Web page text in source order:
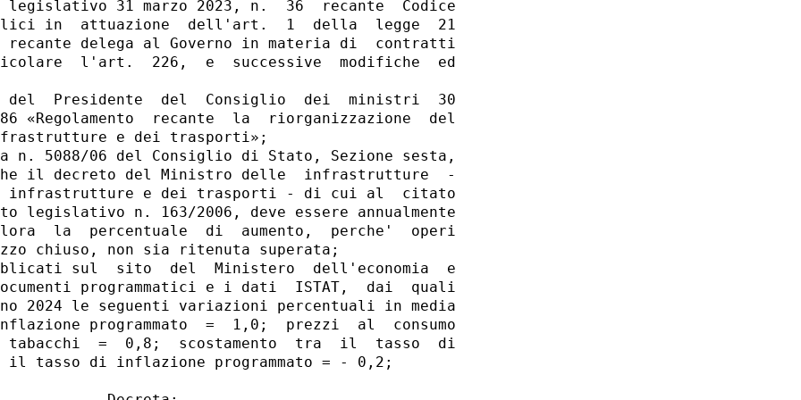
legislativo 31 marzo 2023, n.  36  recante  Codice
in  attuazione  dell'art.  1  della  legge  21
recante delega al Governo in materia di  contratti
l'art.  226,  e  successive  modifiche  ed
del  Presidente  del  Consiglio  dei  ministri  30
«Regolamento  recante  la  riorganizzazione  del
e dei trasporti»;
n. 5088/06 del Consiglio di Stato, Sezione sesta,
il decreto del Ministro delle  infrastrutture  -
infrastrutture e dei trasporti - di cui al  citato
legislativo n. 163/2006, deve essere annualmente
la  percentuale  di  aumento,  perche'  operi
chiuso, non sia ritenuta superata;
sul  sito  del  Ministero  dell'economia  e
programmatici e i dati  ISTAT,  dai  quali
2024 le seguenti variazioni percentuali in media
programmato  =  1,0;  prezzi  al  consumo
=  0,8;  scostamento  tra  il  tasso  di
tasso di inflazione programmato = - 0,2;